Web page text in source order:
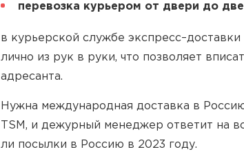
перевозка курьером от двери до
в курьерской службе
лично из рук в руки, что позволяет
адресанта.
Нужна международная доставка в
TSM, и дежурный менеджер ответит на
ли посылки в Россию в 2023 году.